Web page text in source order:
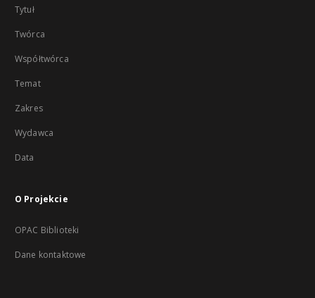
Tytuł
Twórca
Współtwórca
Temat
Zakres
Wydawca
Data
O Projekcie
OPAC Biblioteki
Dane kontaktowe